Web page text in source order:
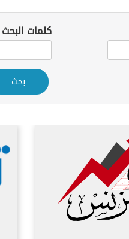
كلمات البحث